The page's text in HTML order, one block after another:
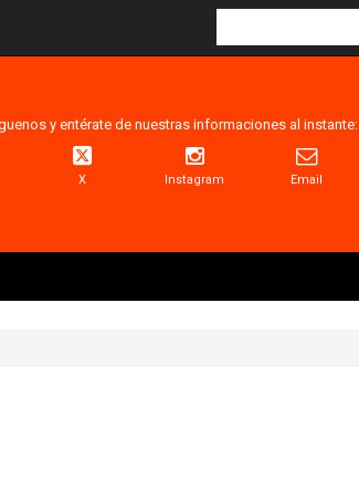
y entérate de nuestras informaciones al instante:
X Instagram Email